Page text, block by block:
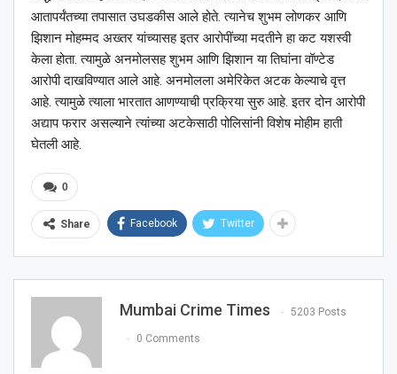
आतापर्यंतच्या तपासात उघडकीस आले होते. त्यानेच शुभम लोणकर आणि
झिशान मोहम्मद अख्तर यांच्यासह इतर आरोपींच्या मदतीने हा कट यशस्वी
केला होता. त्यामुळे अनमोलसह शुभम आणि झिशान या तिघांना वॉण्टेड
आरोपी दाखविण्यात आले आहे. अनमोलला अमेरिकेत अटक केल्याचे वृत्त
आहे. त्यामुळे त्याला भारतात आणण्याची प्रक्रिया सुरु आहे. इतर दोन आरोपी
अद्याप फरार असल्याने त्यांच्या अटकेसाठी पोलिसांनी विशेष मोहीम हाती
घेतली आहे.
0
Share Facebook Twitter
Mumbai Crime Times 5203 Posts
0 Comments